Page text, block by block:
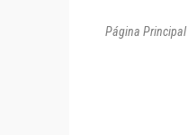
Página Principal